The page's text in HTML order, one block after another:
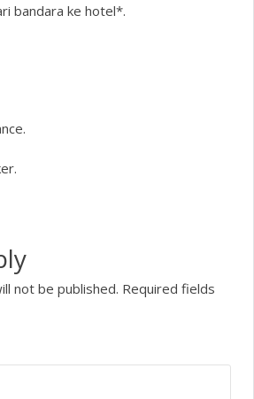
bandara ke hotel*.
not be published. Required fields